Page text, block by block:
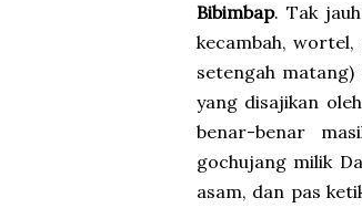
Bibimbap. Tak
kecambah,
setengah
yang disajikan
benar-benar
gochujang milik
asam, dan pas